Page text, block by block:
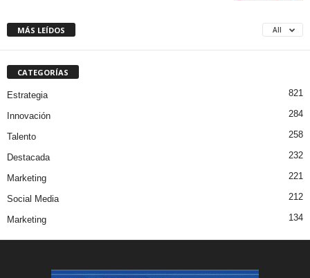
MÁS LEÍDOS All
CATEGORÍAS
Estrategia 821
Innovación 284
Talento 258
Destacada 232
Marketing 221
Social Media 212
Marketing 134